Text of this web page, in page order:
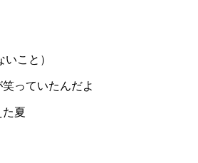
こと）
っていたんだよ
夏